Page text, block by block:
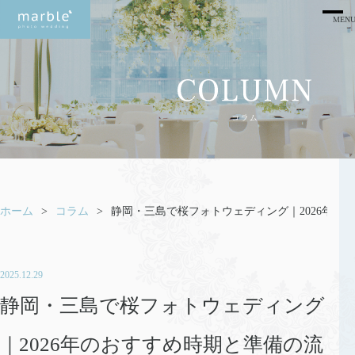
ホーム コラム 静岡・三島で桜フォトウェディング｜2026年の
2025.12.29
静岡・三島で桜フォトウェディング
｜2026年のおすすめ時期と準備の流